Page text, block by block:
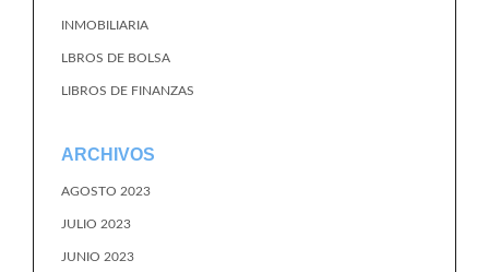
INMOBILIARIA
LBROS DE BOLSA
LIBROS DE FINANZAS
ARCHIVOS
AGOSTO 2023
JULIO 2023
JUNIO 2023